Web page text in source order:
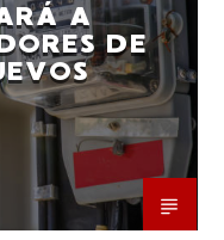
A
DE